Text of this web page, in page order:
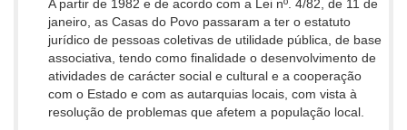
A partir de 1982 e de acordo com a Lei nº. 4/82, de 11 de
janeiro, as Casas do Povo passaram a ter o estatuto
jurídico de pessoas coletivas de utilidade pública, de base
associativa, tendo como finalidade o desenvolvimento de
atividades de carácter social e cultural e a cooperação
com o Estado e com as autarquias locais, com vista à
resolução de problemas que afetem a população local.